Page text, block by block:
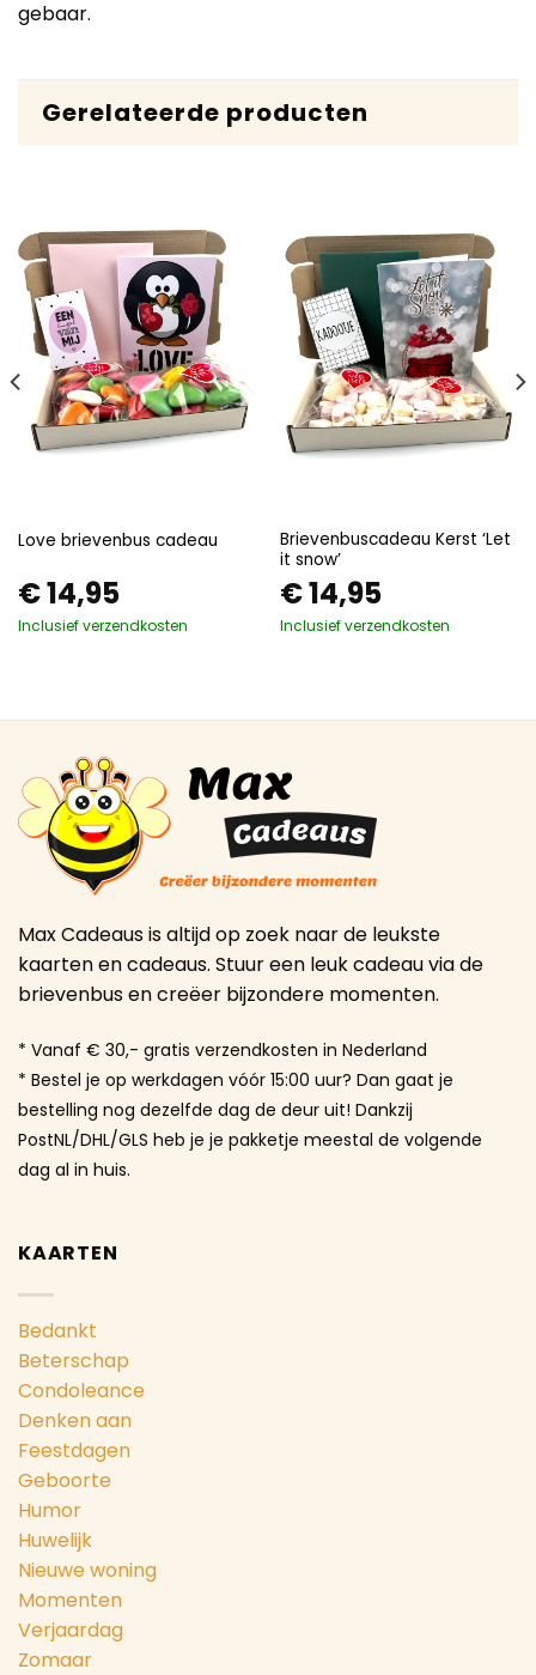
gebaar.
Gerelateerde producten
Love brievenbus cadeau
€14,95
Inclusief verzendkosten
Brievenbuscadeau Kerst ‘Let
it snow’
€14,95
Inclusief verzendkosten
Max Cadeaus is altijd op zoek naar de leukste
kaarten en cadeaus. Stuur een leuk cadeau via de
brievenbus en creëer bijzondere momenten.
* Vanaf € 30,- gratis verzendkosten in Nederland
* Bestel je op werkdagen vóór 15:00 uur? Dan gaat je
bestelling nog dezelfde dag de deur uit! Dankzij
PostNL/DHL/GLS heb je je pakketje meestal de volgende
dag al in huis.
KAARTEN
Bedankt
Beterschap
Condoleance
Denken aan
Feestdagen
Geboorte
Humor
Huwelijk
Nieuwe woning
Momenten
Verjaardag
Zomaar